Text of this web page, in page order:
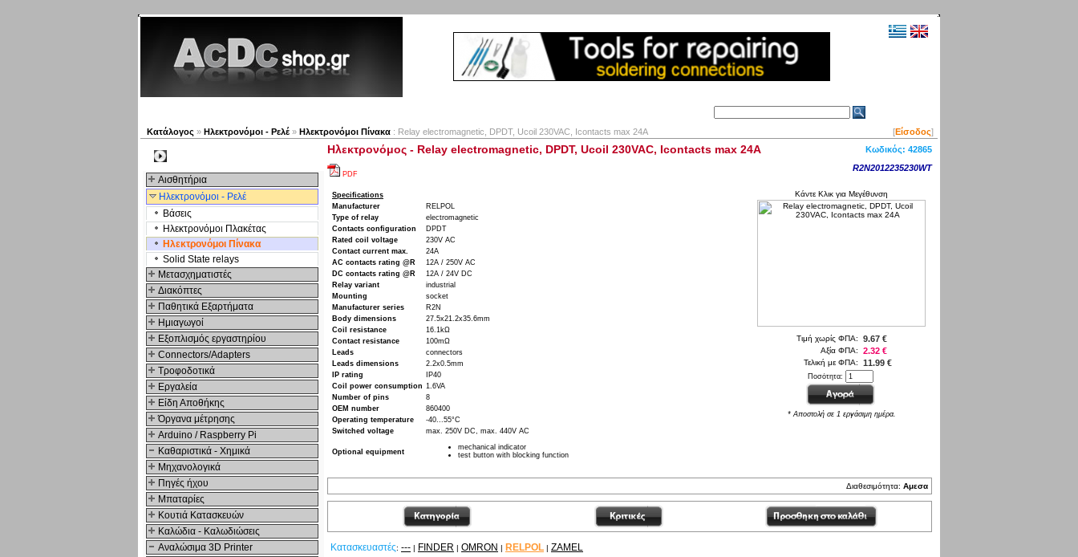
Κατάλογος » Ηλεκτρονόμοι - Ρελέ » Ηλεκτρονόμοι Πίνακα : Relay electromagnetic, DPDT, Ucoil 230VAC, Icontacts max 24A [Είσοδος]
Αισθητήρια
Ηλεκτρονόμοι - Ρελέ
Βάσεις
Ηλεκτρονόμοι Πλακέτας
Ηλεκτρονόμοι Πίνακα
Solid State relays
Μετασχηματιστές
Διακόπτες
Παθητικά Εξαρτήματα
Hμιαγωγοί
Εξοπλισμός εργαστηρίου
Connectors/Adapters
Τροφοδοτικά
Εργαλεία
Είδη Αποθήκης
Όργανα μέτρησης
Arduino / Raspberry Pi
Καθαριστικά - Χημικά
Μηχανολογικά
Πηγές ήχου
Μπαταρίες
Κουτιά Κατασκευών
Καλώδια - Καλωδιώσεις
Αναλώσιμα 3D Printer
Ηλεκτρονόμος - Relay electromagnetic, DPDT, Ucoil 230VAC, Icontacts max 24A Κωδικός: 42865
PDF
R2N2012235230WT
Κάντε Κλικ για Μεγέθυνση
Τιμή χωρίς ΦΠΑ: 9.67 €
Αξία ΦΠΑ: 2.32 €
Τελική με ΦΠΑ: 11.99 €
Ποσότητα:
* Αποστολή σε 1 εργάσιμη ημέρα.
Specifications
Manufacturer
RELPOL
Type of relay
electromagnetic
Contacts configuration
DPDT
Rated coil voltage
230V AC
Contact current max.
24A
AC contacts rating @R
12A / 250V AC
DC contacts rating @R
12A / 24V DC
Relay variant
industrial
Mounting
socket
Manufacturer series
R2N
Body dimensions
27.5x21.2x35.6mm
Coil resistance
16.1kΩ
Contact resistance
100mΩ
Leads
connectors
Leads dimensions
2.2x0.5mm
IP rating
IP40
Coil power consumption 1.6VA
Number of pins
8
OEM number
860400
Operating temperature
-40...55°C
Switched voltage
max. 250V DC, max. 440V AC
Optional equipment
mechanical indicator
test button with blocking function
Διαθεσιμότητα: Αμεσα
Κατασκευαστές: --- | FINDER | OMRON | RELPOL | ZAMEL